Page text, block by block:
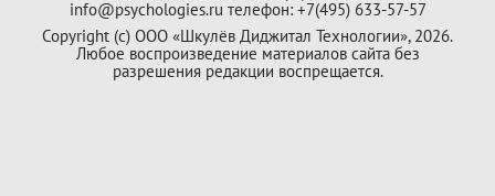
info@psychologies.ru телефон: +7(495) 633-57-57
Copyright (с) ООО «Шкулёв Диджитал Технологии», 2026.
Любое воспроизведение материалов сайта без
разрешения редакции воспрещается.